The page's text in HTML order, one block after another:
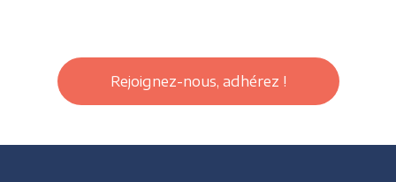
Rejoignez-nous, adhérez !